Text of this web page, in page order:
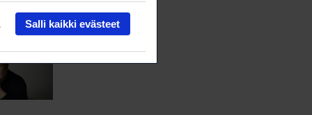
Salli kaikki evästeet